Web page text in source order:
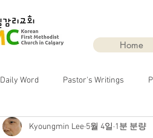
Home
Daily Word Pastor's Writings
Kyoungmin Lee 5월 4일 1분 분량